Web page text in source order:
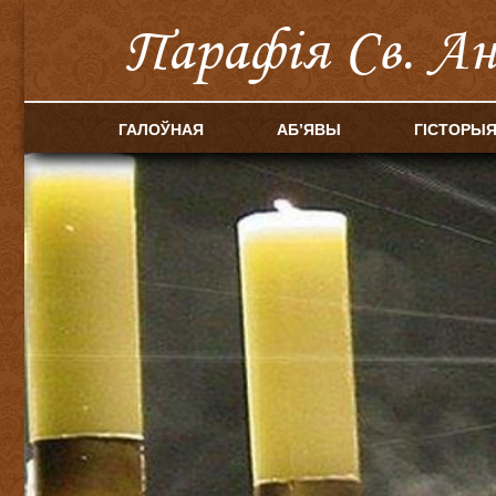
Парафія Cв.
ГАЛОЎНАЯ АБ’ЯВЫ ГІСТОРЫЯ